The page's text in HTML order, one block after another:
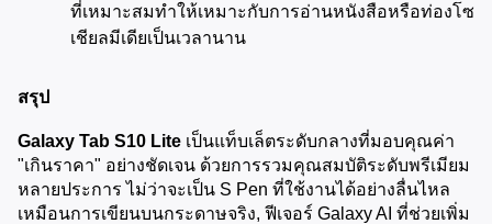
ที่เหมาะสมทำให้เหมาะกับการอ่านหนังสือหรือท่องโซ
เชียลมีเดียเป็นเวลานาน
สรุป
Galaxy Tab S10 Lite เป็นแท็บเล็ตระดับกลางที่มอบคุณค่า
"เกินราคา" อย่างชัดเจน ด้วยการรวมคุณสมบัติระดับพรีเมียม
หลายประการ ไม่ว่าจะเป็น S Pen ที่ใช้งานได้อย่างลื่นไหล
เหมือนการเขียนบนกระดาษจริง, ฟีเจอร์ Galaxy AI ที่ช่วยเพิ่ม